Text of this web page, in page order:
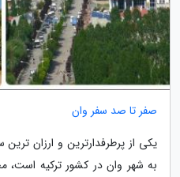
صفر تا صد سفر وان
یکی از پرطرفدارترین و ارزان
به شهر وان در کشور ترکیه است،